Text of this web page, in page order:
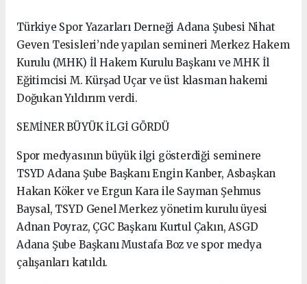
Türkiye Spor Yazarları Derneği Adana Şubesi Nihat
Geven Tesisleri’nde yapılan semineri Merkez Hakem
Kurulu (MHK) İl Hakem Kurulu Başkanı ve MHK İl
Eğitimcisi M. Kürşad Uçar ve üst klasman hakemi
Doğukan Yıldırım verdi.
SEMİNER BÜYÜK İLGİ GÖRDÜ
Spor medyasının büyük ilgi gösterdiği seminere
TSYD Adana Şube Başkanı Engin Kanber, Asbaşkan
Hakan Köker ve Ergun Kara ile Sayman Şehmus
Baysal, TSYD Genel Merkez yönetim kurulu üyesi
Adnan Poyraz, ÇGC Başkanı Kurtul Çakın, ASGD
Adana Şube Başkanı Mustafa Boz ve spor medya
çalışanları katıldı.